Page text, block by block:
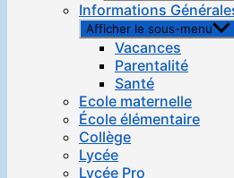
Informations
Afficher le sous-menu
Vacances
Parentalité
Santé
Ecole maternelle
École élémentaire
Collège
Lycée
Lycée Pro